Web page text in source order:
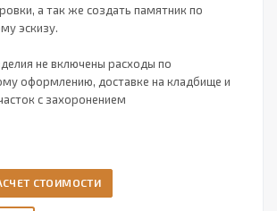
а так же создать памятник по
эскизу.
не включены расходы по
оформлению, доставке на кладбище и
с захоронением
СТОИМОСТИ